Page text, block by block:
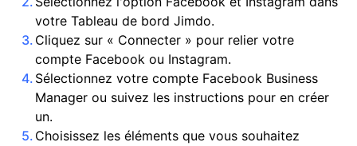
votre Tableau de bord Jimdo.
Cliquez sur « Connecter » pour relier votre
compte Facebook ou Instagram.
Sélectionnez votre compte Facebook Business
Manager ou suivez les instructions pour en créer
un.
Choisissez les éléments que vous souhaitez